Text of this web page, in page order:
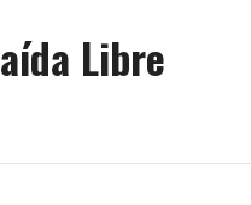
Libre